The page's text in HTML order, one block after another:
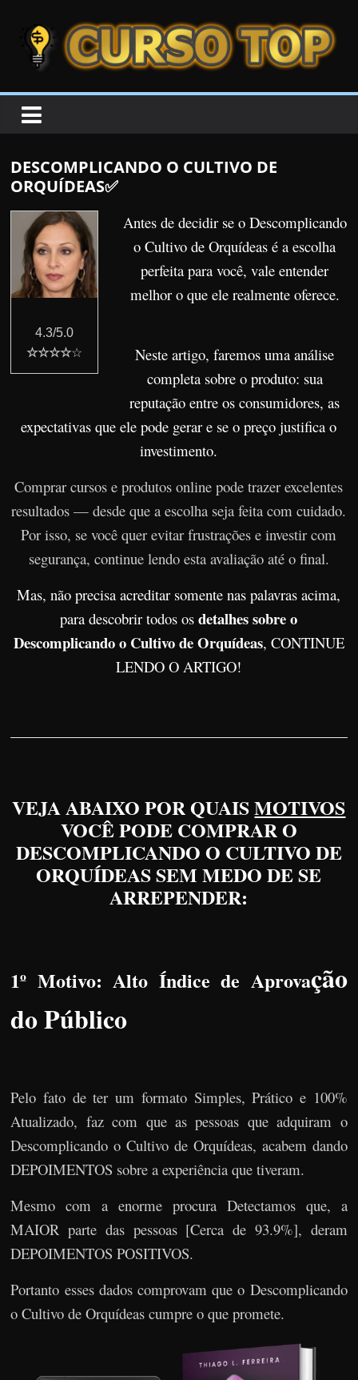
CURSOTOP
s
e
l
e
r
a
W
DESCOMPLICANDO O CULTIVO DE
ORQUÍDEAS✅
4.3/5.0
☆☆☆☆☆
Antes de decidir se o Descomplicando
o Cultivo de Orquídeas é a escolha
perfeita para você, vale entender
melhor o que ele realmente oferece.
Neste artigo, faremos uma análise
completa sobre o produto: sua
reputação entre os consumidores, as
expectativas que ele pode gerar e se o preço justifica o
investimento.
Comprar cursos e produtos online pode trazer excelentes
resultados — desde que a escolha seja feita com cuidado.
Por isso, se você quer evitar frustrações e investir com
segurança, continue lendo esta avaliação até o final.
Mas, não precisa acreditar somente nas palavras acima,
para descobrir todos osdetalhes sobre o
Descomplicando o Cultivo de Orquídeas, CONTINUE
LENDO O ARTIGO!
VEJA ABAIXO POR QUAISMOTIVOS
VOCÊ PODE COMPRAR O
DESCOMPLICANDO O CULTIVO DE
ORQUÍDEAS SEM MEDO DE SE
ARREPENDER:
1º Motivo: Alto Índice de Aprovação
do Público
Pelo fato de ter um formato Simples, Prático e 100%
Atualizado, faz com que as pessoas que adquiram o
Descomplicando o Cultivo de Orquídeas, acabem dando
DEPOIMENTOS sobre a experiência que tiveram.
Mesmo com a enorme procura Detectamos que, a
MAIOR parte das pessoas [Cerca de 93.9%], deram
DEPOIMENTOS POSITIVOS.
Portanto esses dados comprovam que o Descomplicando
o Cultivo de Orquídeas cumpre o que promete.